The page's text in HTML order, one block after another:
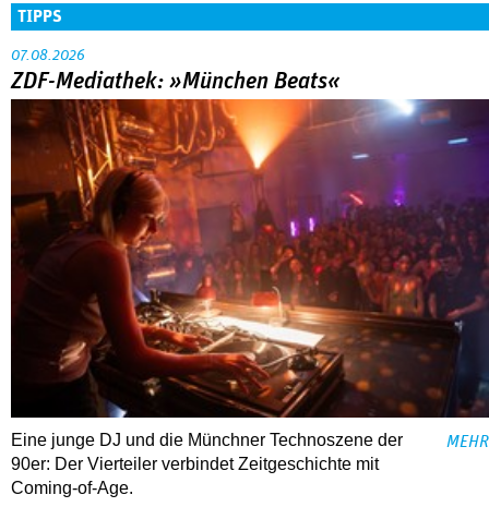
TIPPS
07.08.2026
ZDF-Mediathek: »München Beats«
Eine junge DJ und die Münchner Technoszene der
90er: Der Vierteiler verbindet Zeitgeschichte mit
Coming-of-Age.
MEHR